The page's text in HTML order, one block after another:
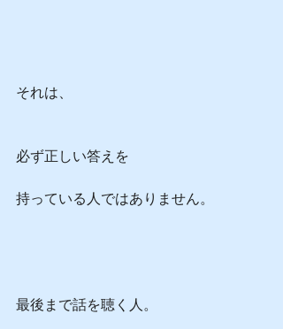
それは、
必ず正しい答えを
持っている人ではありません。
最後まで話を聴く人。